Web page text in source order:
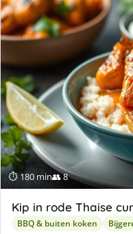
⏱ 180 min👥 8
Kip in rode Thaise
BBQ & buiten koken